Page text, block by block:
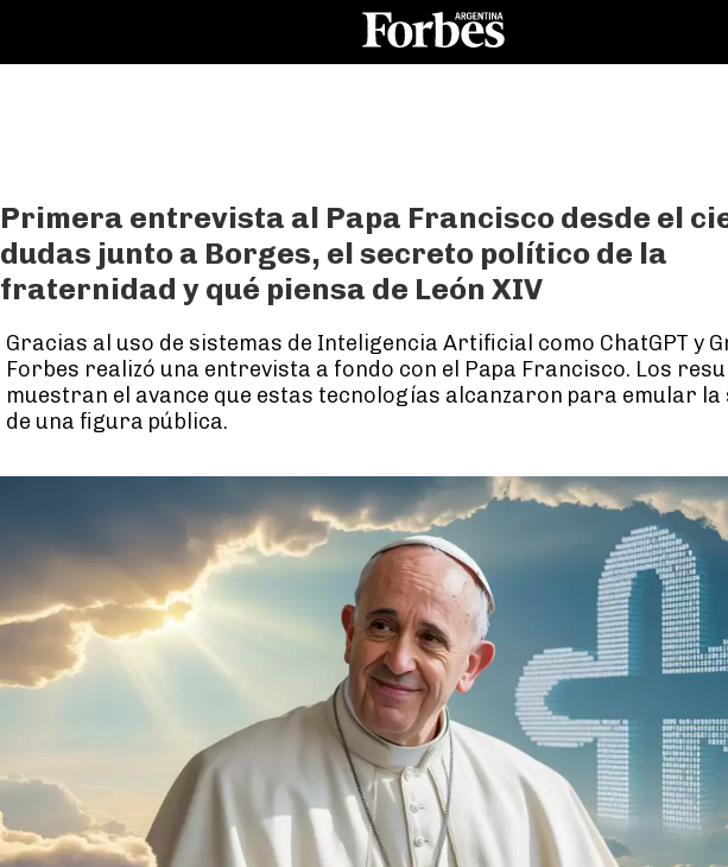
Primera entrevista al Papa Francisco desde el
dudas junto a Borges, el secreto político de la
fraternidad y qué piensa de León XIV
Gracias al uso de sistemas de Inteligencia Artificial como ChatGPT y
Forbes realizó una entrevista a fondo con el Papa Francisco. Los
muestran el avance que estas tecnologías alcanzaron para emular la
de una figura pública.